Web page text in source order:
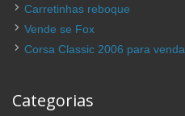
Carretinhas reboque
Vende se Fox
Corsa Classic 2006 para venda
Categorias